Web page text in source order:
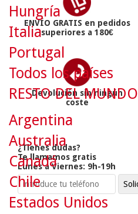
ENVÍO GRATIS en pedidos
superiores a 180€
Devolución sin ningún
coste
¿Tienes dudas?
Te llamamos gratis
Lunes a Viernes: 9h-19h
Hungría
Italia
Portugal
Todos los países
RESTO DEL MUNDO
Argentina
Australia
Canadá
Chile
Estados Unidos